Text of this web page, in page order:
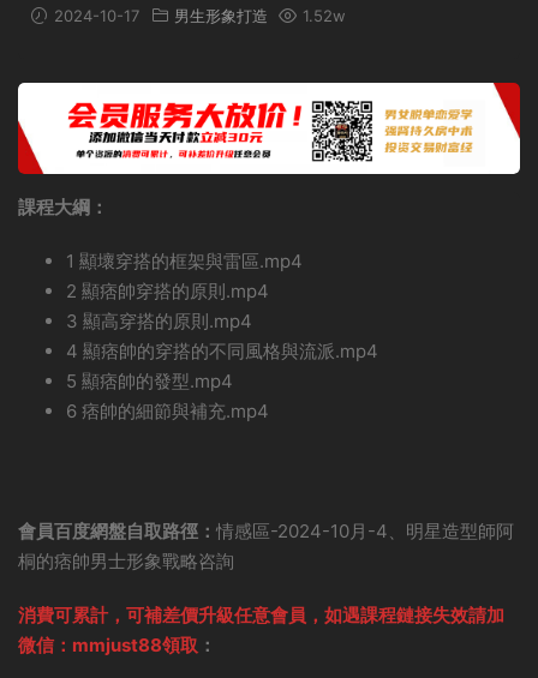
2024-10-17 男生形象打造 1.52w
課程大綱：
1 顯壞穿搭的框架與雷區.mp4
2 顯痞帥穿搭的原則.mp4
3 顯高穿搭的原則.mp4
4 顯痞帥的穿搭的不同風格與流派.mp4
5 顯痞帥的發型.mp4
6 痞帥的細節與補充.mp4
會員百度網盤自取路徑： 情感區-2024-10月-4、明星造型師阿
桐的痞帥男士形象戰略咨詢
消費可累計，可補差價升級任意會員， 如遇課程鏈接失效請加
微信：mmjust88領取 ：